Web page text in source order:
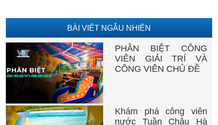
BÀI VIẾT NGẪU NHIÊN
PHÂN BIỆT CÔNG
VIÊN GIẢI TRÍ VÀ
CÔNG VIÊN CHỦ ĐỀ
Khám phá công viên
nước Tuần Châu Hà